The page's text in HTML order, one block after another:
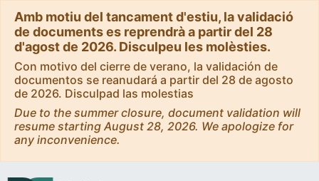
Amb motiu del tancament d'estiu, la validació
de documents es reprendrà a partir del 28
d'agost de 2026. Disculpeu les molèsties.
Con motivo del cierre de verano, la validación de
documentos se reanudará a partir del 28 de agosto
de 2026. Disculpad las molestias
Due to the summer closure, document validation will
resume starting August 28, 2026. We apologize for
any inconvenience.